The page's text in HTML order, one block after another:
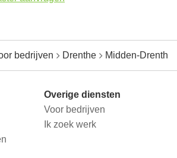
bedrijven Drenthe Midden-Drenthe
Overige diensten
Voor bedrijven
Ik zoek werk